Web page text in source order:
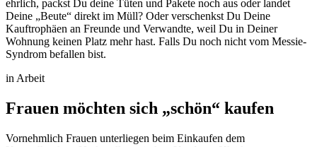
ehrlich, packst Du deine Tüten und Pakete noch aus oder landet
Deine „Beute“ direkt im Müll? Oder verschenkst Du Deine
Kauftrophäen an Freunde und Verwandte, weil Du in Deiner
Wohnung keinen Platz mehr hast. Falls Du noch nicht vom Messie-
Syndrom befallen bist.
in Arbeit
Frauen möchten sich „schön“ kaufen
Vornehmlich Frauen unterliegen beim Einkaufen dem